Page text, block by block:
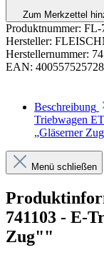
Zum Merkzettel
Produktnummer: FL-
Hersteller:
Herstellernummer:
EAN:
Beschreibung
Triebwagen
„Gläserner
Menü schließen
741103 - E-
Zug""